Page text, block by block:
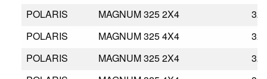
POLARIS
MAGNUM 325 2X4
325
POLARIS
MAGNUM 325 4X4
325
POLARIS
MAGNUM 325 2X4
325